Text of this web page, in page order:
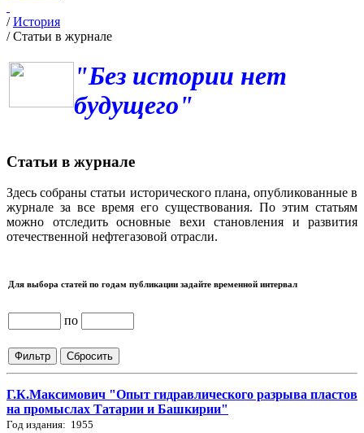
/История
/Статьи в журнале
"Без истории нет
будущего"
Статьи в журнале
Здесь собраны статьи исторического плана, опубликованные в
журнале за все время его существования. По этим статьям
можно отследить основные вехи становления и развития
отечественной нефтегазовой отрасли.
Для выбора статей по годам публикации задайте временной интервал
по
Г.К.Максимович "Опыт гидравлического разрыва пластов
на промыслах Татарии и Башкирии"
Год издания: 1955